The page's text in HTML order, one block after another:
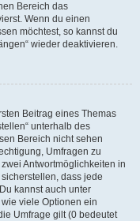
Bereich das
Wenn du einen
möchtest, so kannst du
wieder deaktivieren.
Beitrag eines Themas
unterhalb des
Bereich nicht sehen
Umfragen zu
Antwortmöglichkeiten in
dass jede
kannst auch unter
viele Optionen ein
Umfrage gilt (0 bedeutet